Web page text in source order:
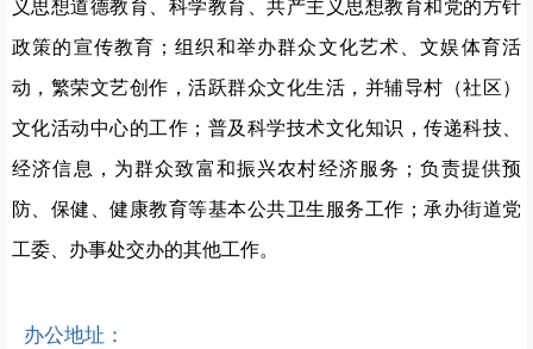
义思想道德教育、科学教育、共产主义思想教育和党的方针
政策的宣传教育；组织和举办群众文化艺术、文娱体育活
动，繁荣文艺创作，活跃群众文化生活，并辅导村（社区）
文化活动中心的工作；普及科学技术文化知识，传递科技、
经济信息，为群众致富和振兴农村经济服务；负责提供预
防、保健、健康教育等基本公共卫生服务工作；承办街道党
工委、办事处交办的其他工作。
办公地址：